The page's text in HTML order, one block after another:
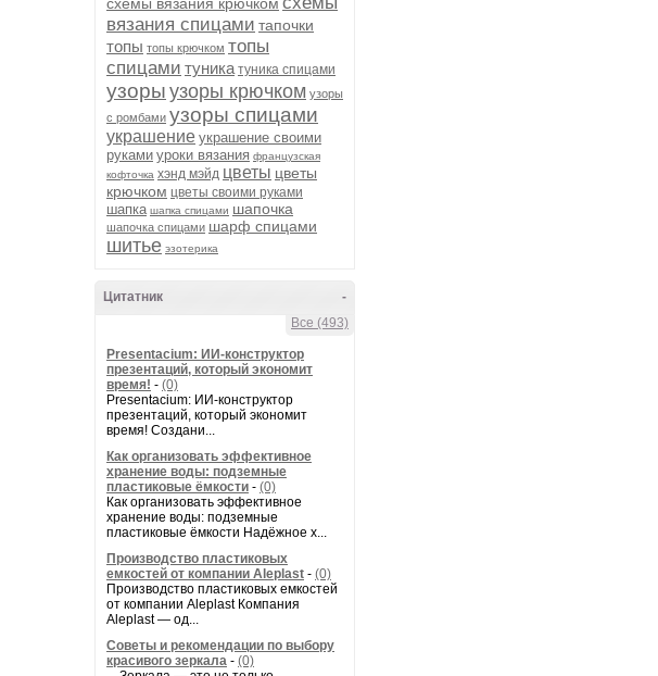
вязания спицами тапочки
топы топы крючком топы
спицами туника туника спицами
узоры узоры крючком узоры
с ромбами узоры спицами
украшение украшение своими
руками уроки вязания французская
кофточка хэнд мэйд цветы цветы
крючком цветы своими руками
шапка шапка спицами шапочка
шапочка спицами шарф спицами
шитье эзотерика
-
Цитатник
Все (493)
Presentacium: ИИ‑конструктор
презентаций, который экономит
время! - (0)
Presentacium: ИИ‑конструктор
презентаций, который экономит
время! Создани...
Как организовать эффективное
хранение воды: подземные
пластиковые ёмкости - (0)
Как организовать эффективное
хранение воды: подземные
пластиковые ёмкости Надёжное х...
Производство пластиковых
емкостей от компании Aleplast - (0)
Производство пластиковых емкостей
от компании Aleplast Компания
Aleplast — од...
Советы и рекомендации по выбору
красивого зеркала - (0)